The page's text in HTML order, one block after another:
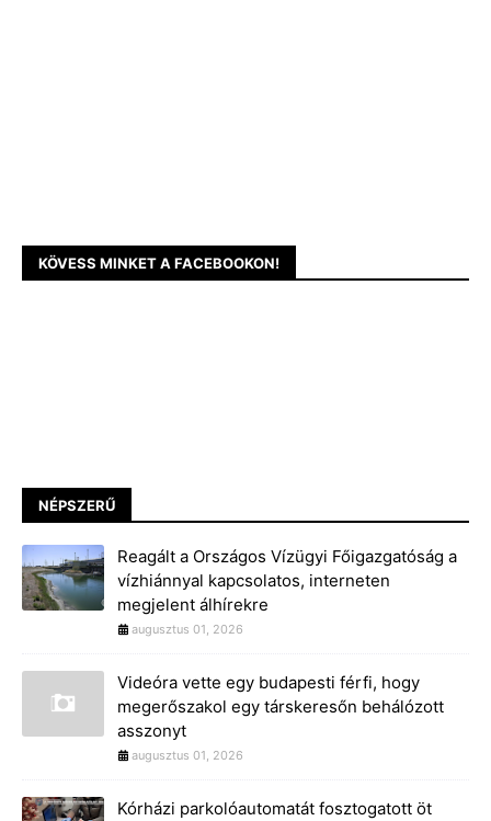
KÖVESS MINKET A FACEBOOKON!
NÉPSZERŰ
Reagált a Országos Vízügyi Főigazgatóság a
vízhiánnyal kapcsolatos, interneten
megjelent álhírekre
augusztus 01, 2026
Videóra vette egy budapesti férfi, hogy
megerőszakol egy társkeresőn behálózott
asszonyt
augusztus 01, 2026
Kórházi parkolóautomatát fosztogatott öt